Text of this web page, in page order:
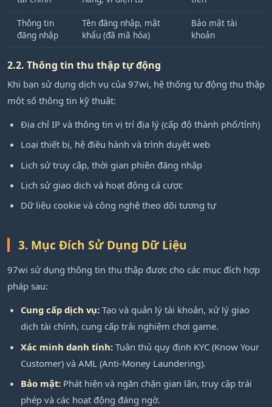
Thông tin
đăng nhập
Tên đăng nhập, mật
khẩu (đã mã hóa)
Bảo mật tài
khoản
2.2. Thông tin thu thập tự động
Khi bạn sử dụng dịch vụ của 97wi, hệ thống tự động thu thập
một số thông tin kỹ thuật:
Địa chỉ IP và thông tin vị trí địa lý (cấp độ thành phố/tỉnh)
Loại thiết bị, hệ điều hành và trình duyệt web
Lịch sử truy cập, thời gian phiên đăng nhập
Lịch sử giao dịch và hoạt động cá cược
Dữ liệu cookie và công nghệ theo dõi tương tự
3. Mục Đích Sử Dụng Dữ Liệu
97wi sử dụng thông tin thu thập được cho các mục đích hợp
pháp sau:
Cung cấp dịch vụ: Tạo và quản lý tài khoản, xử lý giao
dịch tài chính, cung cấp trải nghiệm chơi game.
Xác minh danh tính: Tuân thủ quy định KYC (Know Your
Customer) và AML (Anti-Money Laundering).
Bảo mật: Phát hiện và ngăn chặn gian lận, truy cập trái
phép và các hoạt động đáng ngờ.